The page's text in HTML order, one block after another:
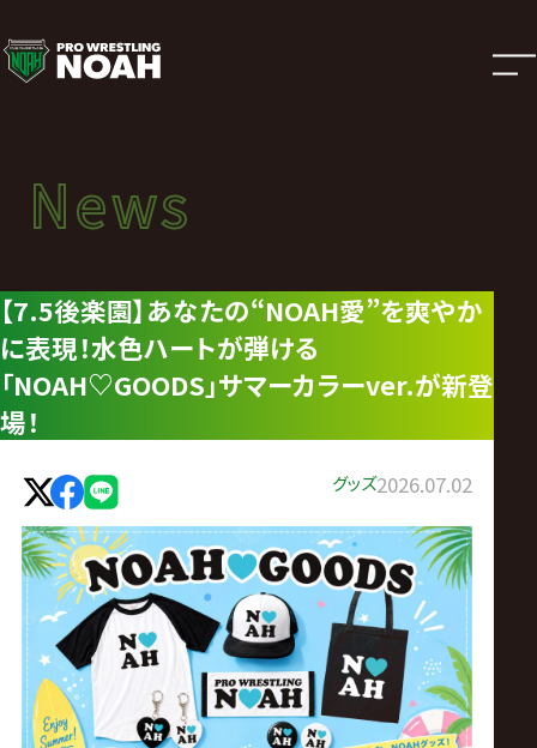
ニ
ュ
ー
ス
|
プ
ロ
レ
ス
リ
ン
News
ニュース
News
【7.5後楽園】あなたの“NOAH愛”を爽やか
に表現！水色ハートが弾ける
「NOAH♡GOODS」サマーカラーver.が新登
場！
グッズ2026.07.02